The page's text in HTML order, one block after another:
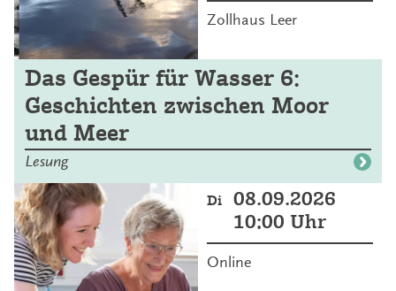
Zollhaus Leer
Das Gespür für Wasser 6:
Geschichten zwischen Moor
und Meer
Lesung
Di
08.09.2026
10:00 Uhr
Online